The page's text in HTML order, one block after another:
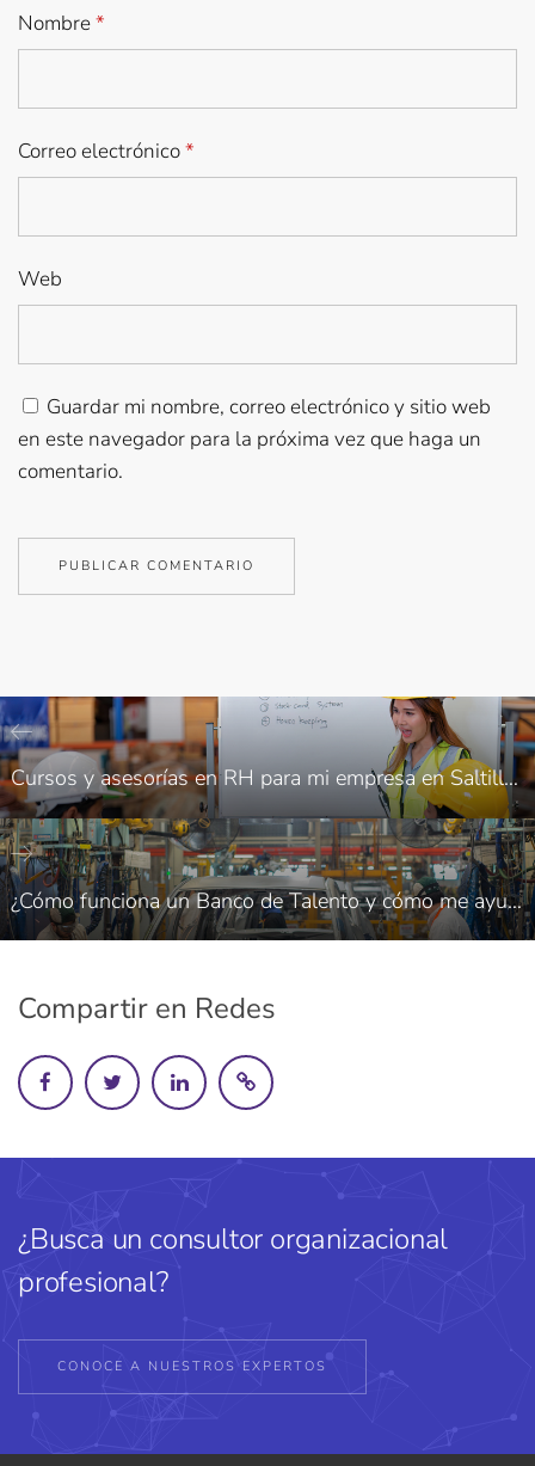
Nombre*
Correo electrónico*
Web
Guardar mi nombre, correo electrónico y sitio web
en este navegador para la próxima vez que haga un
comentario.
Cursos y asesorías en RH para mi empresa en Saltillo… ¿qué debo saber?
¿Cómo funciona un Banco de Talento y cómo me ayuda a impulsar la productividad de mi organización en Coahuila?
Compartir en Redes
¿Busca un consultor organizacional
profesional?
CONOCE A NUESTROS EXPERTOS